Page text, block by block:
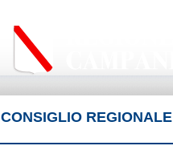
CONSIGLIO REGIONALE